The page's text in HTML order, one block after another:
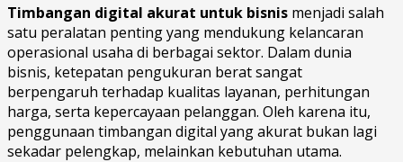
Timbangan digital akurat untuk bisnis menjadi salah
satu peralatan penting yang mendukung kelancaran
operasional usaha di berbagai sektor. Dalam dunia
bisnis, ketepatan pengukuran berat sangat
berpengaruh terhadap kualitas layanan, perhitungan
harga, serta kepercayaan pelanggan. Oleh karena itu,
penggunaan timbangan digital yang akurat bukan lagi
sekadar pelengkap, melainkan kebutuhan utama.